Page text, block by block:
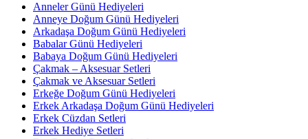
Anneler Günü Hediyeleri
Anneye Doğum Günü Hediyeleri
Arkadaşa Doğum Günü Hediyeleri
Babalar Günü Hediyeleri
Babaya Doğum Günü Hediyeleri
Çakmak – Aksesuar Setleri
Çakmak ve Aksesuar Setleri
Erkeğe Doğum Günü Hediyeleri
Erkek Arkadaşa Doğum Günü Hediyeleri
Erkek Cüzdan Setleri
Erkek Hediye Setleri